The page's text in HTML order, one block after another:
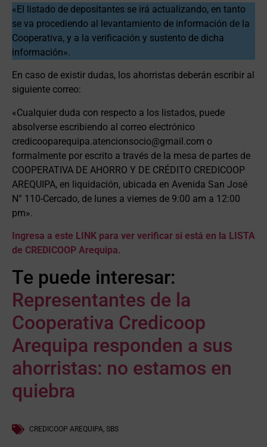
«El listado de depositantes se irá actualizando, en tanto
se va procediendo al levantamiento de información de la
Cooperativa, y a la verificación y sustento de dicha
información».
En caso de existir dudas, los ahorristas deberán escribir al
siguiente correo:
«Cualquier duda con respecto a los listados, puede
absolverse escribiendo al correo electrónico
credicooparequipa.atencionsocio@gmail.com o
formalmente por escrito a través de la mesa de partes de
COOPERATIVA DE AHORRO Y DE CRÉDITO CREDICOOP
AREQUIPA, en liquidación, ubicada en Avenida San José
N° 110-Cercado, de lunes a viernes de 9:00 am a 12:00
pm».
Ingresa a este LINK para ver verificar si está en la LISTA
de CREDICOOP Arequipa.
Te puede interesar:
Representantes de la
Cooperativa Credicoop
Arequipa responden a sus
ahorristas: no estamos en
quiebra
CREDICOOP AREQUIPA, SBS